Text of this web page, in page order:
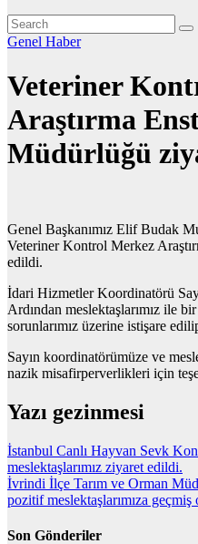
Genel Haber
Veteriner
Araştırma
Müdürlüğü
Genel Başkanımız Elif Budak
Veteriner Kontrol Merkez
edildi.
İdari Hizmetler Koordinatörü
Ardından meslektaşlarımız ile
sorunlarımız üzerine istişare
Sayın koordinatörümüze ve
nazik misafirperverlikleri için
Yazı gezinmesi
İstanbul Canlı Hayvan Sevk
meslektaşlarımız ziyaret edildi.
İvrindi İlçe Tarım ve Orman
pozitif meslektaşlarımıza geçmiş
Son Gönderiler